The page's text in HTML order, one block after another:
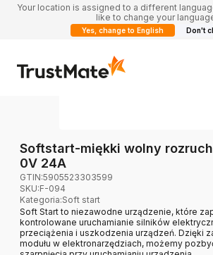
Your location is assigned to a different
like to change your
Yes, change to English Don't
Softstart-miękki wolny
0V 24A
GTIN:5905523303599
SKU:F-094
Kategoria:Soft start
Soft Start to niezawodne urządzenie, które
kontrolowane uruchamianie silników
przeciążenia i uszkodzenia urządzeń. Dzięki
modułu w elektronarzędziach, możemy